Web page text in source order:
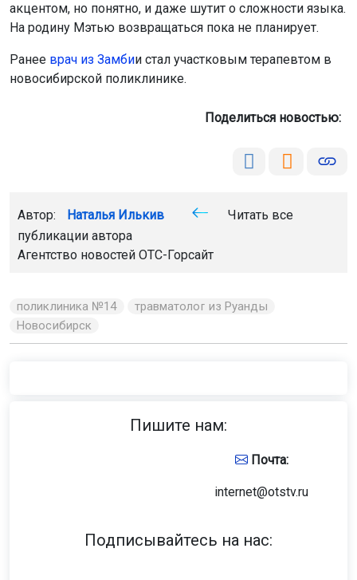
акцентом, но понятно, и даже шутит о сложности языка.
На родину Мэтью возвращаться пока не планирует.
Ранее врач из Замбии стал участковым терапевтом в
новосибирской поликлинике.
Поделиться новостью:
Автор: Наталья Илькив
Читать все
публикации автора
Агентство новостей ОТС-Горсайт
поликлиника №14
травматолог из Руанды
Новосибирск
Пишите нам:
Почта:
internet@otstv.ru
Подписывайтесь на нас: